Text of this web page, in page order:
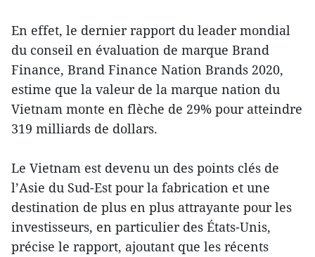
En effet, le dernier rapport du leader mondial
du conseil en évaluation de marque Brand
Finance, Brand Finance Nation Brands 2020,
estime que la valeur de la marque nation du
Vietnam monte en flèche de 29% pour atteindre
319 milliards de dollars.
Le Vietnam est devenu un des points clés de
l’Asie du Sud-Est pour la fabrication et une
destination de plus en plus attrayante pour les
investisseurs, en particulier des États-Unis,
précise le rapport, ajoutant que les récents